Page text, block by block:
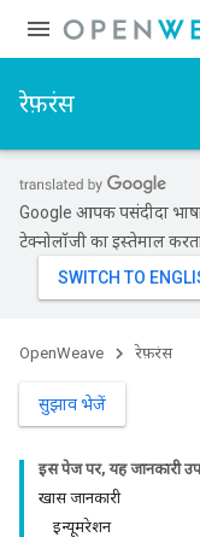
रेफ़रंस
Google आपकी पसंदीदा
टेक्नोलॉजी का इस्तेमाल
OpenWeave रेफ़रंस
सुझाव भेजें
इस पेज पर, यह जानकारी
खास जानकारी
इन्यूमरेशन